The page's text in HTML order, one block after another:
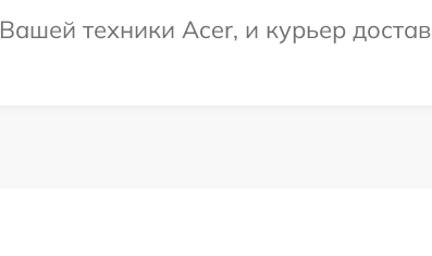
техники Acer, и курьер